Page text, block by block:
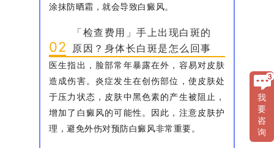
涂抹防晒霜，就会导致白癜风。
02
「检查费用」手上出现白斑的
原因？身体长白斑是怎么回事
医生指出，脸部常年暴露在外，容易对皮肤
造成伤害。炎症发生在创伤部位，使皮肤处
于压力状态，皮肤中黑色素的产生被阻止，
增加了白癜风的可能性。因此，注意皮肤护
理，避免外伤对预防白癜风非常重要。
我
要
咨
询